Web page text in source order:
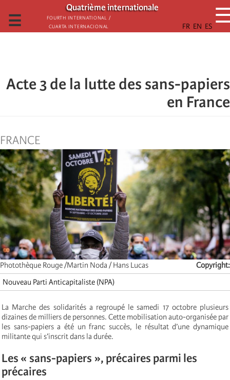
تجاوز
إلى
المحتوى
Quatrième internationale
Fourth International /
Cuarta Internacional
☰
Acte 3 de la lutte des sans-papiers
en France
FRANCE
Copyright
Photothèque Rouge /Martin Noda / Hans Lucas
Nouveau Parti Anticapitaliste (NPA)
La Marche des solidarités a regroupé le samedi 17 octobre plusieurs
dizaines de milliers de personnes. Cette mobilisation auto-organisée par
les sans-papiers a été un franc succès, le résultat d’une dynamique
militante qui s’inscrit dans la durée.
Les « sans-papiers », précaires parmi les
précaires